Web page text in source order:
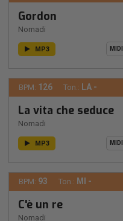
Gordon
Nomadi
MP3 MIDI
BPM: 126 Ton.: LA -
La vita che seduce
Nomadi
MP3 MIDI
BPM: 93 Ton.: MI -
C'è un re
Nomadi